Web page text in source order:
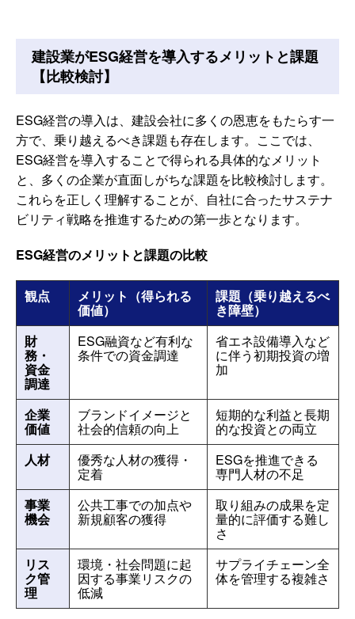
建設業がESG経営を導入するメリットと課題
【比較検討】
ESG経営の導入は、建設会社に多くの恩恵をもたらす一
方で、乗り越えるべき課題も存在します。ここでは、
ESG経営を導入することで得られる具体的なメリット
と、多くの企業が直面しがちな課題を比較検討します。
これらを正しく理解することが、自社に合ったサステナ
ビリティ戦略を推進するための第一歩となります。
ESG経営のメリットと課題の比較
観点 メリット（得られる
価値）
課題（乗り越えるべ
き障壁）
財
務・
資金
調達
ESG融資など有利な
条件での資金調達
省エネ設備導入など
に伴う初期投資の増
加
企業
価値
ブランドイメージと
社会的信頼の向上
短期的な利益と長期
的な投資との両立
人材
優秀な人材の獲得・
定着
ESGを推進できる
専門人材の不足
事業
機会
公共工事での加点や
新規顧客の獲得
取り組みの成果を定
量的に評価する難し
さ
リス
ク管
理
環境・社会問題に起
因する事業リスクの
低減
サプライチェーン全
体を管理する複雑さ